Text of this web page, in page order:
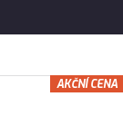
AKČNÍ CENA